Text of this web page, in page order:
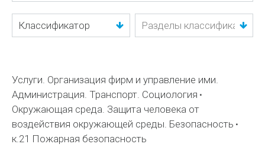
Классификатор
Услуги. Организация фирм и управление ими.
Администрация. Транспорт. Социология
Окружающая среда. Защита человека от
воздействия окружающей среды. Безопасность
к.21 Пожарная безопасность